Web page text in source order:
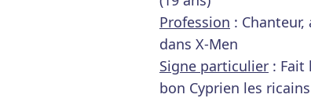
Profession :
dans X-Men
Signe particulier : Fait
bon Cyprien les